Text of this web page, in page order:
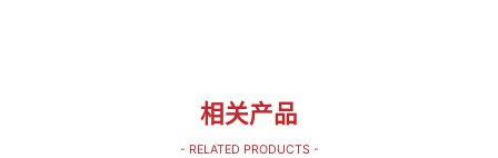
相关产品
- RELATED PRODUCTS -